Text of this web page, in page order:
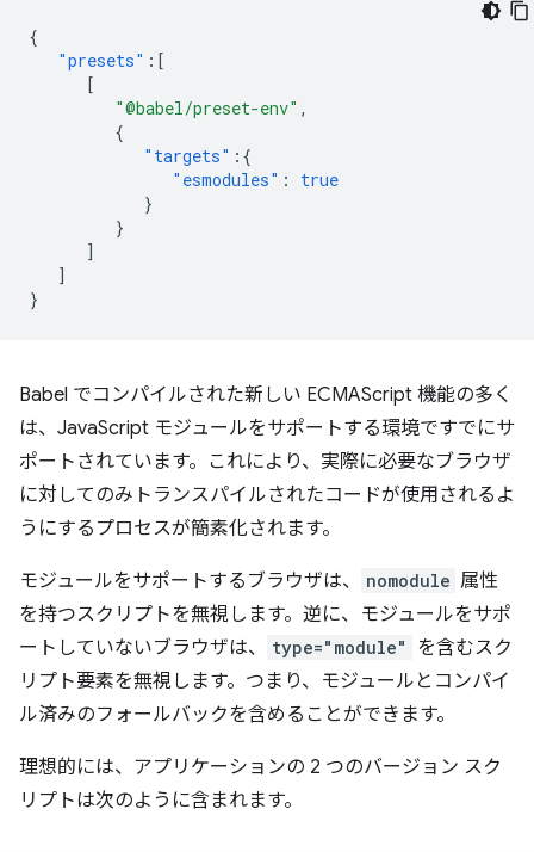
{
"presets" :[
[
"@babel/preset-env" ,
{
"targets" :{
"esmodules" :
true
}
}
]
]
}
Babel でコンパイルされた新しい ECMAScript 機能の多く
は、JavaScript モジュールをサポートする環境ですでにサ
ポートされています。これにより、実際に必要なブラウザ
に対してのみトランスパイルされたコードが使用されるよ
うにするプロセスが簡素化されます。
モジュールをサポートするブラウザは、 nomodule 属性
を持つスクリプトを無視します。逆に、モジュールをサポ
ートしていないブラウザは、
type="module"
を含むスク
リプト要素を無視します。つまり、モジュールとコンパイ
ル済みのフォールバックを含めることができます。
理想的には、アプリケーションの 2 つのバージョン スク
リプトは次のように含まれます。